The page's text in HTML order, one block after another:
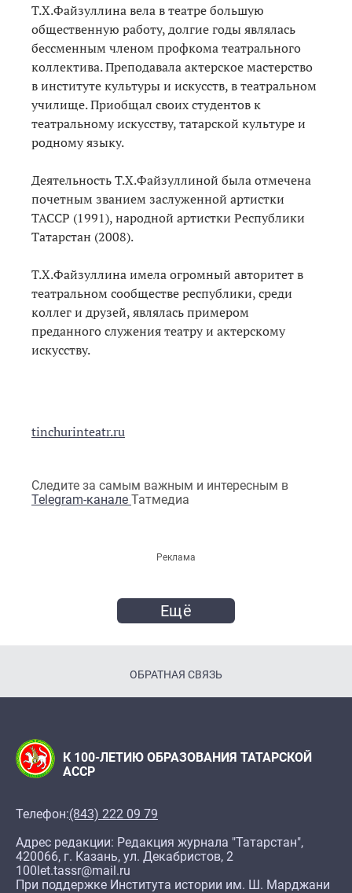
Т.Х.Файзуллина вела в театре большую
общественную работу, долгие годы являлась
бессменным членом профкома театрального
коллектива. Преподавала актерское мастерство
в институте культуры и искусств, в театральном
училище. Приобщал своих студентов к
театральному искусству, татарской культуре и
родному языку.
Деятельность Т.Х.Файзуллиной была отмечена
почетным званием заслуженной артистки
ТАССР (1991), народной артистки Республики
Татарстан (2008).
Т.Х.Файзуллина имела огромный авторитет в
театральном сообществе республики, среди
коллег и друзей, являлась примером
преданного служения театру и актерскому
искусству.
tinchurinteatr.ru
Следите за самым важным и интересным в
Telegram-канале Татмедиа
Реклама
Ещё
ОБРАТНАЯ СВЯЗЬ
К 100-ЛЕТИЮ ОБРАЗОВАНИЯ ТАТАРСКОЙ
АССР
Телефон:(843) 222 09 79
Адрес редакции: Редакция журнала "Татарстан",
420066, г. Казань, ул. Декабристов, 2
100let.tassr@mail.ru
При поддержке Института истории им. Ш. Марджани